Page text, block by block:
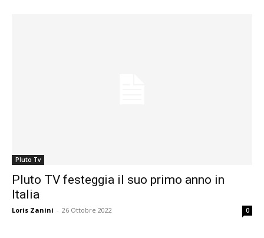
Pluto Tv
Pluto TV festeggia il suo primo anno in
Italia
Loris Zanini - 26 Ottobre 2022 0